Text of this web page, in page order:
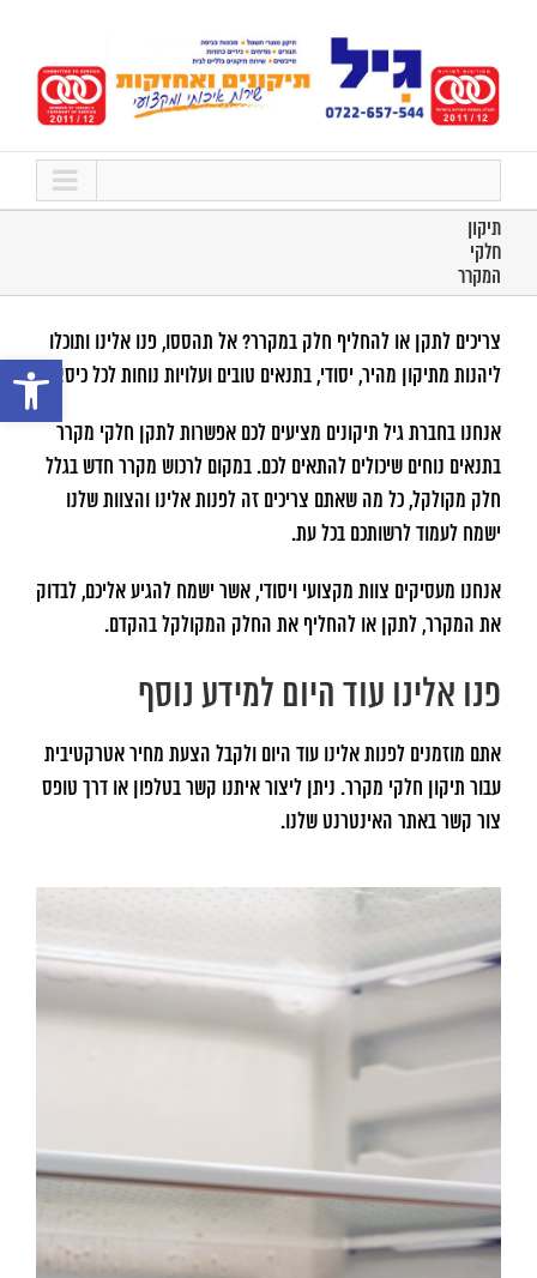
פתח
תיקון
חלקי
המקרר
צריכים לתקן או להחליף חלק במקרר? אל תהססו, פנו אלינו ותוכלו
ליהנות מתיקון מהיר, יסודי, בתנאים טובים ועלויות נוחות לכל כיס!
אנחנו בחברת גיל תיקונים מציעים לכם אפשרות לתקן חלקי מקרר
בתנאים נוחים שיכולים להתאים לכם. במקום לרכוש מקרר חדש בגלל
חלק מקולקל, כל מה שאתם צריכים זה לפנות אלינו והצוות שלנו
ישמח לעמוד לרשותכם בכל עת.
אנחנו מעסיקים צוות מקצועי ויסודי, אשר ישמח להגיע אליכם, לבדוק
את המקרר, לתקן או להחליף את החלק המקולקל בהקדם.
פנו אלינו עוד היום למידע נוסף
אתם מוזמנים לפנות אלינו עוד היום ולקבל הצעת מחיר אטרקטיבית
עבור תיקון חלקי מקרר. ניתן ליצור איתנו קשר בטלפון או דרך טופס
צור קשר באתר האינטרנט שלנו.